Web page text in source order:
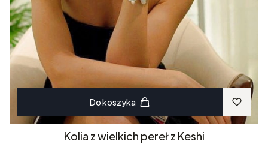
Do koszyka
Kolia z wielkich pereł z Keshi